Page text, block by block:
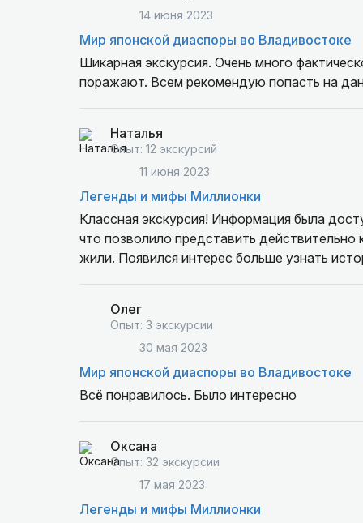
14 июня 2023
Мир японской диаспоры во Владивостоке
Шикарная экскурсия. Очень много
поражают. Всем рекомендую попасть на
Наталья
Опыт: 12 экскурсий
11 июня 2023
Легенды и мифы Миллионки
Классная экскурсия! Информация была
что позволило представить
жили. Появился интерес больше узнать
Олег
Опыт: 3 экскурсии
30 мая 2023
Мир японской диаспоры во Владивостоке
Всё понравилось. Было интересно
Оксана
Опыт: 32 экскурсии
17 мая 2023
Легенды и мифы Миллионки